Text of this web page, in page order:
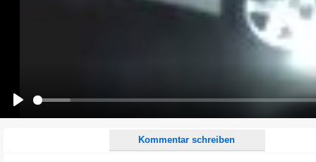
Kommentar schreiben
URLs werden automatisch umgewandelt. Bitte verwende "www." oder "http://" in URLs
Ich möchte eine E-Mail, wenn auf dieser Seite weitere Kommentare erscheinen.